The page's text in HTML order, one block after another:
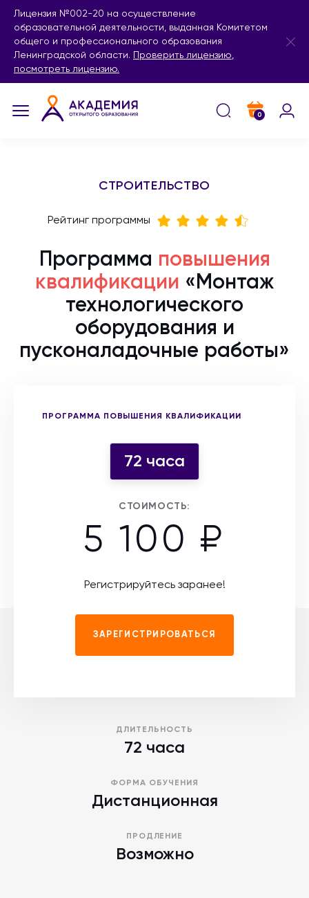
Лицензия №002-20 на осуществление
образовательной деятельности, выданная Комитетом
общего и профессионального образования
Ленинградской области.
Проверить лицензию,
посмотреть лицензию.
0
СТРОИТЕЛЬСТВО
Рейтинг программы
Программа повышения
квалификации «Монтаж
технологического
оборудования и
пусконаладочные работы»
ПРОГРАММА ПОВЫШЕНИЯ КВАЛИФИКАЦИИ
Выберите форму участия
72 часа
СТОИМОСТЬ:
5 100 ₽
Регистрируйтесь заранее!
ЗАРЕГИСТРИРОВАТЬСЯ
ДЛИТЕЛЬНОСТЬ
72 часа
ФОРМА ОБУЧЕНИЯ
Дистанционная
ПРОДЛЕНИЕ
Возможно